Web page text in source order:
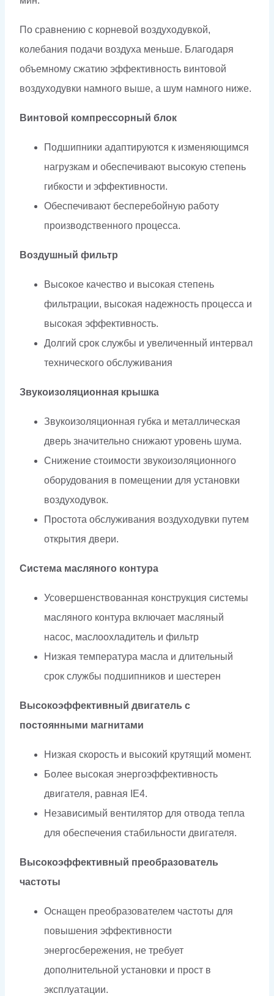
По сравнению с корневой воздуходувкой,
колебания подачи воздуха меньше. Благодаря
объемному сжатию эффективность винтовой
воздуходувки намного выше, а шум намного ниже.
Винтовой компрессорный блок
Подшипники адаптируются к изменяющимся
нагрузкам и обеспечивают высокую степень
гибкости и эффективности.
Обеспечивают бесперебойную работу
производственного процесса.
Воздушный фильтр
Высокое качество и высокая степень
фильтрации, высокая надежность процесса и
высокая эффективность.
Долгий срок службы и увеличенный интервал
технического обслуживания
Звукоизоляционная крышка
Звукоизоляционная губка и металлическая
дверь значительно снижают уровень шума.
Снижение стоимости звукоизоляционного
оборудования в помещении для установки
воздуходувок.
Простота обслуживания воздуходувки путем
открытия двери.
Система масляного контура
Усовершенствованная конструкция системы
масляного контура включает масляный
насос, маслоохладитель и фильтр
Низкая температура масла и длительный
срок службы подшипников и шестерен
Высокоэффективный двигатель с
постоянными магнитами
Низкая скорость и высокий крутящий момент.
Более высокая энергоэффективность
двигателя, равная IE4.
Независимый вентилятор для отвода тепла
для обеспечения стабильности двигателя.
Высокоэффективный преобразователь
частоты
Оснащен преобразователем частоты для
повышения эффективности
энергосбережения, не требует
дополнительной установки и прост в
эксплуатации.